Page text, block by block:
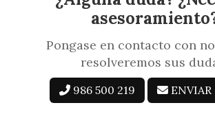
Pongase en contacto con
resolveremos sus
986 500 219